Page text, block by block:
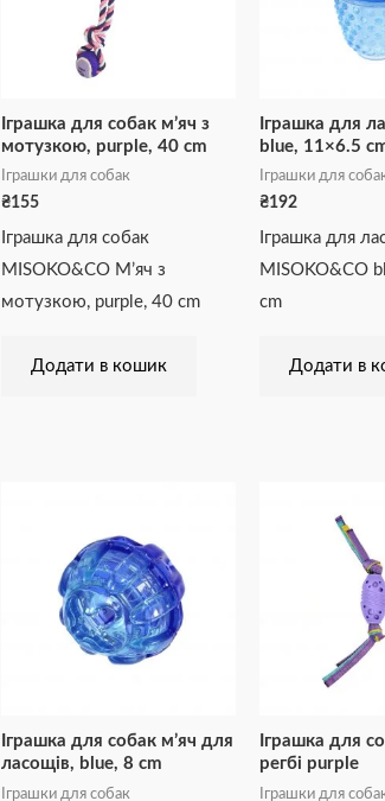
Іграшка для собак м’яч з
мотузкою, purple, 40 cm
Іграшки для собак
₴155
Іграшка для собак
MISOKO&CO М’яч з
мотузкою, purple, 40 cm
Додати в кошик
Іграшка для
blue, 11×6.5
Іграшки для
₴192
Іграшка для
MISOKO&CO
cm
Додати в
Іграшка для собак м’яч для
ласощів, blue, 8 cm
Іграшки для собак
Іграшка для
регбі purple
Іграшки для